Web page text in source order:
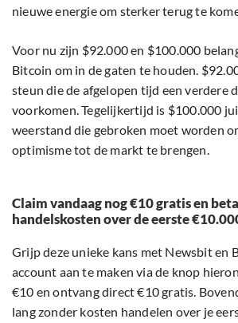
nieuwe energie om sterker terug te
Voor nu zijn $92.000 en $100.000
Bitcoin om in de gaten te houden.
steun die de afgelopen tijd een verdere
voorkomen. Tegelijkertijd is $100.000
weerstand die gebroken moet worden
optimisme tot de markt te brengen.
Claim vandaag nog €10 gratis en
handelskosten over de eerste
Grijp deze unieke kans met Newsbit en
account aan te maken via de knop
€10 en ontvang direct €10 gratis.
lang zonder kosten handelen over je